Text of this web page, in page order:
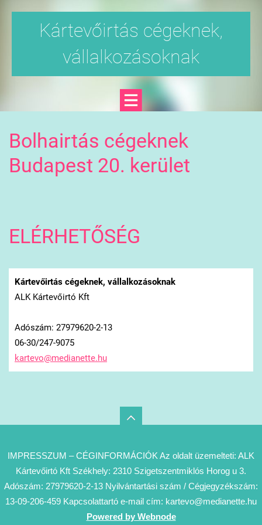
Kártevőirtás cégeknek,
vállalkozásoknak
Bolhairtás cégeknek
Budapest 20. kerület
ELÉRHETŐSÉG
Kártevőirtás cégeknek, vállalkozásoknak
ALK Kártevőirtó Kft
Adószám: 27979620-2-13
06-30/247-9075
kartevo@medianette.hu
IMPRESSZUM – CÉGINFORMÁCIÓK Az oldalt üzemelteti: ALK
Kártevőirtó Kft Székhely: 2310 Szigetszentmiklós Horog u 3.
Adószám: 27979620-2-13 Nyilvántartási szám / Cégjegyzékszám:
13-09-206-459 Kapcsolattartó e-mail cím: kartevo@medianette.hu
Powered by Webnode